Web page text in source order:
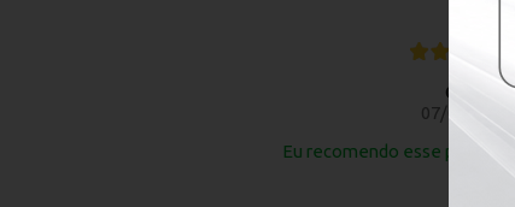
Clinica L.
07/07/2025
Eu recomendo esse produto.